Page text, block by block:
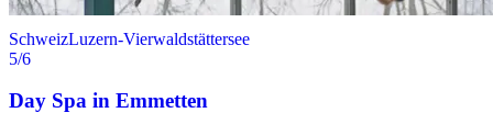
SchweizLuzern-Vierwaldstättersee
5/6
Day Spa in Emmetten